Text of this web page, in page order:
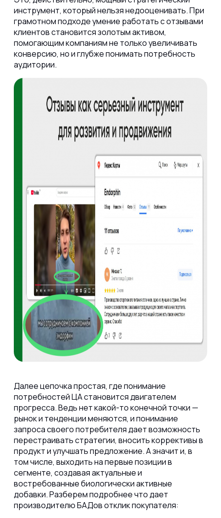
инструмент, который нельзя недооценивать. При
грамотном подходе умение работать с отзывами
клиентов становится золотым активом,
помогающим компаниям не только увеличивать
конверсию, но и глубже понимать потребность
аудитории.
Далее цепочка простая, где понимание
потребностей ЦА становится двигателем
прогресса. Ведь нет какой-то конечной точки —
рынок и тенденции меняются, и понимание
запроса своего потребителя дает возможность
перестраивать стратегии, вносить коррективы в
продукт и улучшать предложение. А значит и, в
том числе, выходить на первые позиции в
сегменте, создавая актуальные и
востребованные биологически активные
добавки. Разберем подробнее что дает
производителю БАДов отклик покупателя: